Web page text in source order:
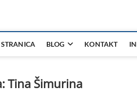
BLOG KONTAKT
Tina Šimurina